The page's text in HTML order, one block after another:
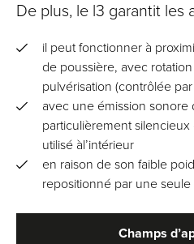
De plus, le l3 garantit les
il peut fonctionner à
de poussière, avec
pulvérisation (contrôlée
avec une émission sonore
particulièrement
utilisé àl’intérieur
en raison de son faible
repositionné par une
Champs